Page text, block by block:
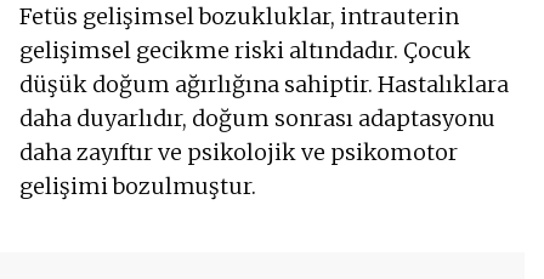
Fetüs gelişimsel bozukluklar, intrauterin
gelişimsel gecikme riski altındadır. Çocuk
düşük doğum ağırlığına sahiptir. Hastalıklara
daha duyarlıdır, doğum sonrası adaptasyonu
daha zayıftır ve psikolojik ve psikomotor
gelişimi bozulmuştur.